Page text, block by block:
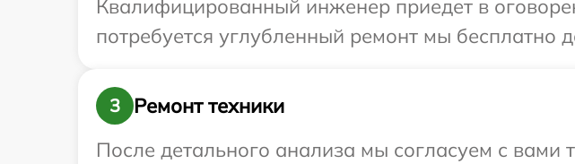
Квалифицированный инженер приедет в
потребуется углубленный ремонт мы бесплатно
3
Ремонт техники
После детального анализа мы согласуем с вами